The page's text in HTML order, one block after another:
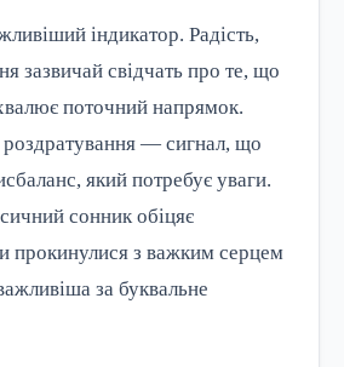
індикатор. Радість,
зазвичай свідчать про те, що
поточний напрямок.
— сигнал, що
який потребує уваги.
сонник обіцяє
прокинулися з важким серцем
за буквальне